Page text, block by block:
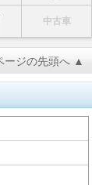
中古車
ージの先頭へ ▲